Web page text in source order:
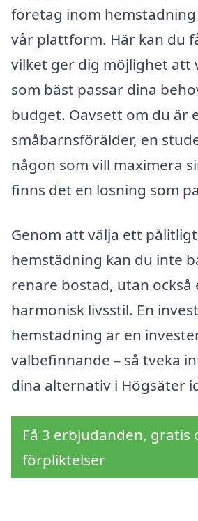
företag inom
vår plattform. Här kan du
vilket ger dig möjlighet att
som bäst passar dina
budget. Oavsett om du är
småbarnsförälder, en
någon som vill maximera
finns det en lösning som
Genom att välja ett
hemstädning kan du inte
renare bostad, utan också
harmonisk livsstil. En
hemstädning är en
välbefinnande – så tveka
dina alternativ i Högsäter
Få 3 erbjudanden, gratis
förpliktelser